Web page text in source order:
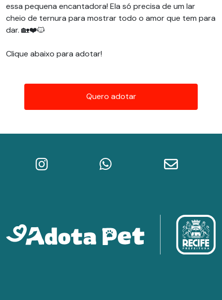
essa pequena encantadora! Ela só precisa de um lar
cheio de ternura para mostrar todo o amor que tem para
dar. 🏡❤️🐱
Clique abaixo para adotar!
Quero adotar
Instagram do Adota PetWhatsApp da Prefeitura do
E-mail do